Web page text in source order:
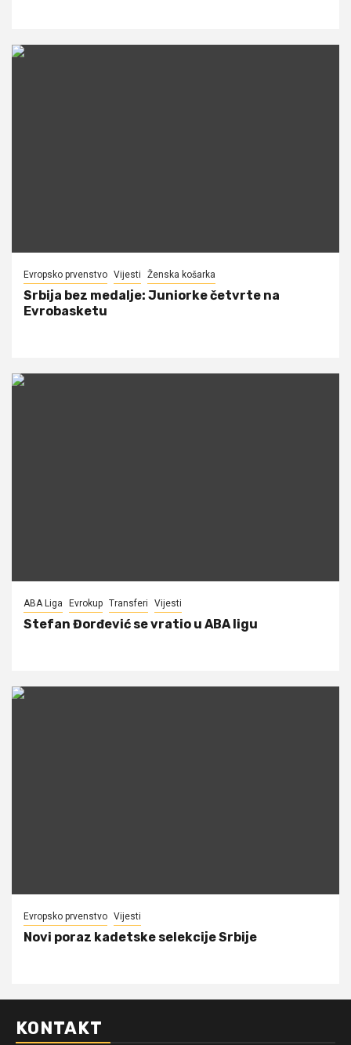
Evropsko prvenstvo Vijesti Ženska košarka
Srbija bez medalje: Juniorke četvrte na
Evrobasketu
ABA Liga Evrokup Transferi Vijesti
Stefan Đorđević se vratio u ABA ligu
Evropsko prvenstvo Vijesti
Novi poraz kadetske selekcije Srbije
KONTAKT